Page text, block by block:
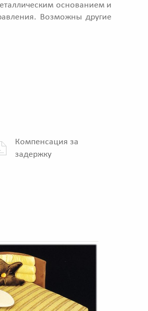
основанием и
Возможны другие
Компенсация за
задержку